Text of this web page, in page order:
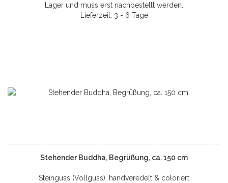
Lager und muss erst nachbestellt werden.
Lieferzeit: 3 - 6 Tage
Stehender Buddha, Begrüßung, ca. 150 cm
Steinguss (Vollguss), handveredelt & coloriert